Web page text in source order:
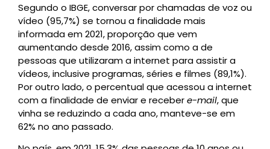
Segundo o IBGE, conversar por chamadas de voz ou
vídeo (95,7%) se tornou a finalidade mais
informada em 2021, proporção que vem
aumentando desde 2016, assim como a de
pessoas que utilizaram a internet para assistir a
vídeos, inclusive programas, séries e filmes (89,1%).
Por outro lado, o percentual que acessou a internet
com a finalidade de enviar e recebere-mail, que
vinha se reduzindo a cada ano, manteve-se em
62% no ano passado.